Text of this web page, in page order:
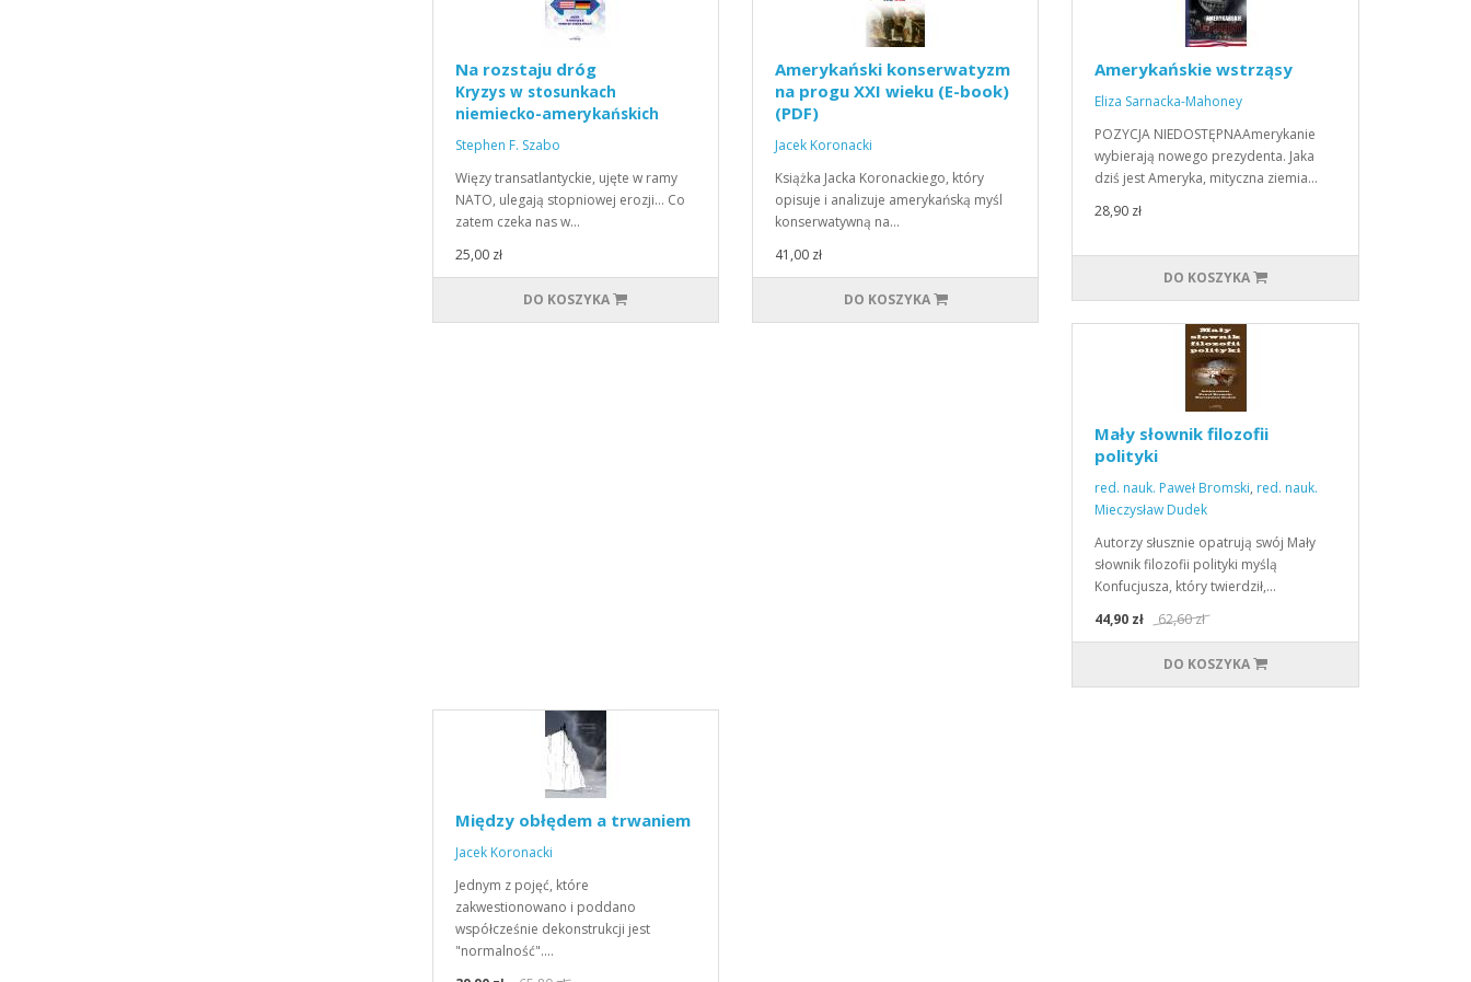
Na rozstaju dróg
Kryzys w stosunkach
niemiecko-amerykańskich
Stephen F. Szabo
Więzy transatlantyckie, ujęte w ramy
NATO, ulegają stopniowej erozji… Co
zatem czeka nas w…
25,00 zł
DO KOSZYKA
Amerykański konserwatyzm
na progu XXI wieku (E-book)
(PDF)
Jacek Koronacki
Książka Jacka Koronackiego, który
opisuje i analizuje amerykańską myśl
konserwatywną na…
41,00 zł
DO KOSZYKA
Amerykańskie wstrząsy
Eliza Sarnacka-Mahoney
POZYCJA NIEDOSTĘPNAAmerykanie
wybierają nowego prezydenta. Jaka
dziś jest Ameryka, mityczna ziemia…
28,90 zł
DO KOSZYKA
Mały słownik filozofii
polityki
red. nauk. Paweł Bromski, red. nauk.
Mieczysław Dudek
Autorzy słusznie opatrują swój Mały
słownik filozofii polityki myślą
Konfucjusza, który twierdził,…
44,90 zł
62,60 zł
DO KOSZYKA
Między obłędem a trwaniem
Jacek Koronacki
Jednym z pojęć, które
zakwestionowano i poddano
współcześnie dekonstrukcji jest
"normalność".…